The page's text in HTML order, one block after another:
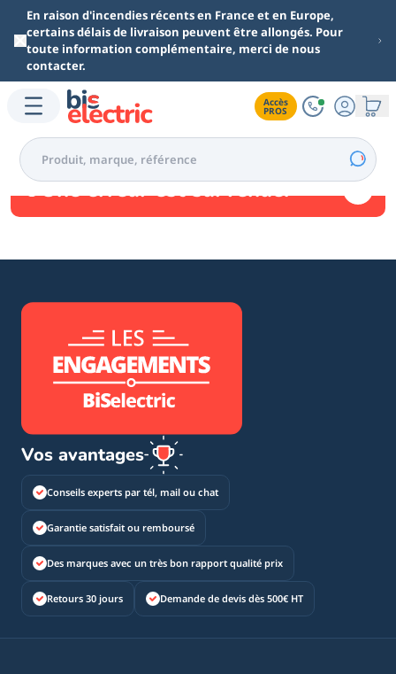
Aller au contenu principal
En raison d'incendies récents en France et en Europe,
certains délais de livraison peuvent être allongés. Pour
toute information complémentaire, merci de nous
contacter.
Accès
PROS
Une erreur est survenue.
Vos avantages
Conseils experts par tél, mail ou chat
Garantie satisfait ou remboursé
Des marques avec un très bon rapport qualité prix
Retours 30 jours Demande de devis dès 500€ HT